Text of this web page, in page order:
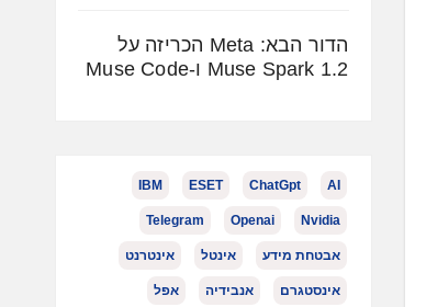
הדור הבא: Meta הכריזה על
Muse Spark 1.2 ו-Muse Code
AI
ChatGpt
ESET
IBM
Nvidia
Openai
Telegram
אבטחת מידע אינטל אינטרנט
אינסטגרם אנבידיה אפל